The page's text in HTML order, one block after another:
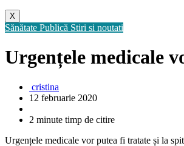
X
Sănătate Publică Stiri si noutati
Urgențele medicale
cristina
12 februarie 2020
2 minute timp de citire
Urgențele medicale vor putea fi tratate și la